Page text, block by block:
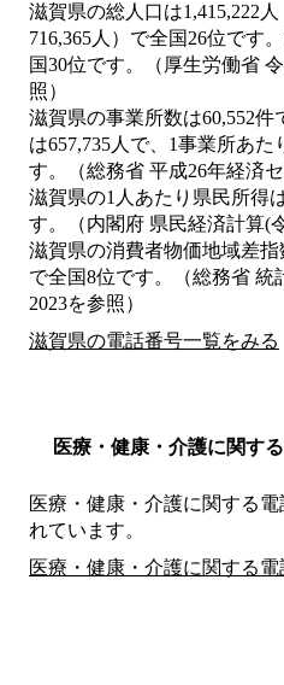
滋賀県の総人口は1,415,222人
716,365人）で全国26位です
国30位です。（厚生労働省
照）
滋賀県の事業所数は60,552
は657,735人で、1事業所あ
す。（総務省 平成26年経済
滋賀県の1人あたり県民所得
す。（内閣府 県民経済計算(
滋賀県の消費者物価地域差
で全国8位です。（総務省 統
2023を参照）
滋賀県の電話番号一覧をみる
医療・健康・介護に関す
医療・健康・介護に関する電
れています。
医療・健康・介護に関する